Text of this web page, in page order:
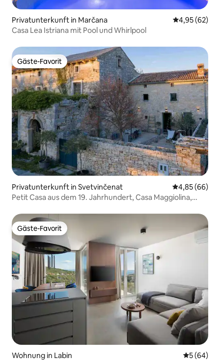
Privatunterkunft in Marčana
4,95 (62)
Casa Lea Istriana mit Pool und Whirlpool
Gäste-Favorit
Gäste-Favorit
Privatunterkunft in Svetvinčenat
4,85 (66)
Petit Casa aus dem 19. Jahrhundert, Casa Maggiolina,
Gäste-Favorit
Gäste-Favorit
Wohnung in Labin
5 (64)